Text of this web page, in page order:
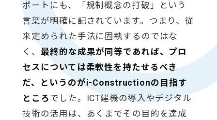
ポートにも、「規制概念の打破」という
言葉が明確に記されています。つまり、従
来定められた手法に固執するのではな
く、最終的な成果が同等であれば、プロ
セスについては柔軟性を持たせるべき
だ、というのがi-Constructionの目指す
ところ でした。ICT建機の導入やデジタル
技術の活用は、あくまでその目的を達成